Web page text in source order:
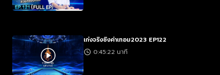
เก่งจริงชิงค่าเทอม2023 EP122
0:45:22 นาที